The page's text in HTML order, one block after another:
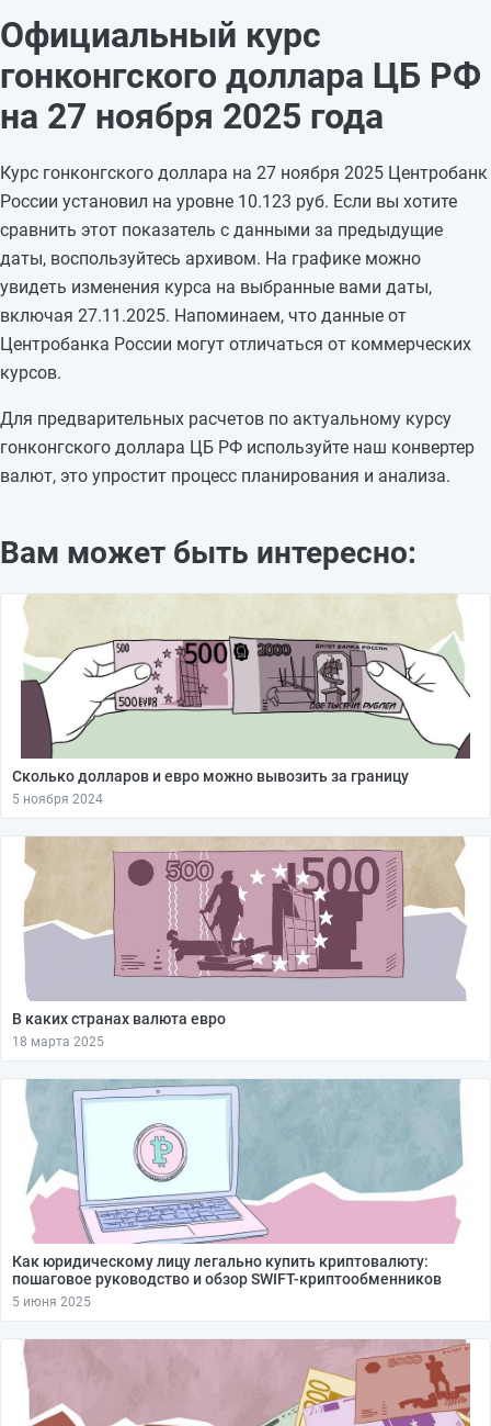
24.11.2025
10,168
23.11.2025
10,168
—
22.11.2025
10,168
21.11.2025
10,3877
-0,026
15.11.2025
10,4554
+0,0646
14.11.2025
10,3908
-0,0869
13.11.2025
Официальный курс
гонконгского доллара ЦБ РФ
на 27 ноября 2025 года
Курс гонконгского доллара на 27 ноября 2025 Центробанк
России установил на уровне 10.123 руб. Если вы хотите
сравнить этот показатель с данными за предыдущие
даты, воспользуйтесь архивом. На графике можно
увидеть изменения курса на выбранные вами даты,
включая 27.11.2025. Напоминаем, что данные от
Центробанка России могут отличаться от коммерческих
курсов.
Для предварительных расчетов по актуальному курсу
гонконгского доллара ЦБ РФ используйте наш конвертер
валют, это упростит процесс планирования и анализа.
Вам может быть интересно:
Сколько долларов и евро можно вывозить за границу
5 ноября 2024
В каких странах валюта евро
18 марта 2025
Как юридическому лицу легально купить криптовалюту:
пошаговое руководство и обзор SWIFT-криптообменников
5 июня 2025